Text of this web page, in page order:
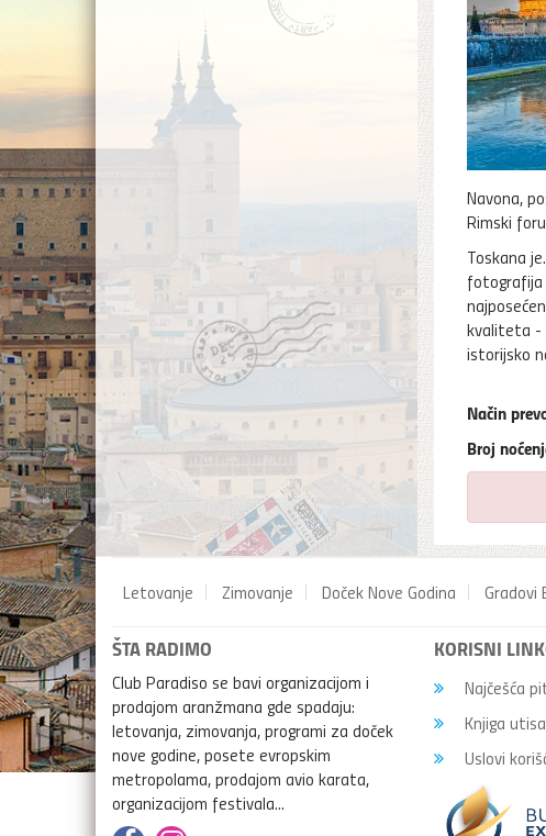
Navona,
Rimski
Toskana
fotografija
kvaliteta -
istorijsko
Način
Broj
Letovanje Zimovanje Doček Nove Godina Gradovi
ŠTA RADIMO
Club Paradiso se bavi organizacijom i
prodajom aranžmana gde spadaju:
letovanja, zimovanja, programi za doček
nove godine, posete evropskim
metropolama, prodajom avio karata,
organizacijom festivala...
KORISNI
Najčešća
Knjiga
Uslovi